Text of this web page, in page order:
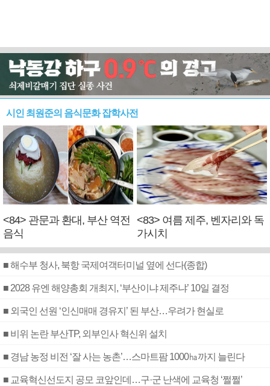
시인 최원준의 음식문화 잡학사전
<84> 관문과 환대, 부산 역전
음식
<83> 여름 제주, 벤자리와 독
가시치
■ 해수부 청사, 북항 국제여객터미널 옆에 선다(종합)
■ 2028 유엔 해양총회 개최지, ‘부산이냐 제주냐’ 10일 결정
■ 외국인 선원 ‘인신매매 경유지’ 된 부산…우려가 현실로
■ 비위 논란 부산TP, 외부인사 혁신위 설치
■ 경남 농정 비전 ‘잘 사는 농촌’…스마트팜 1000㏊까지 늘린다
■ 교육혁신선도지 공모 코앞인데…구·군 난색에 교육청 ‘쩔쩔’